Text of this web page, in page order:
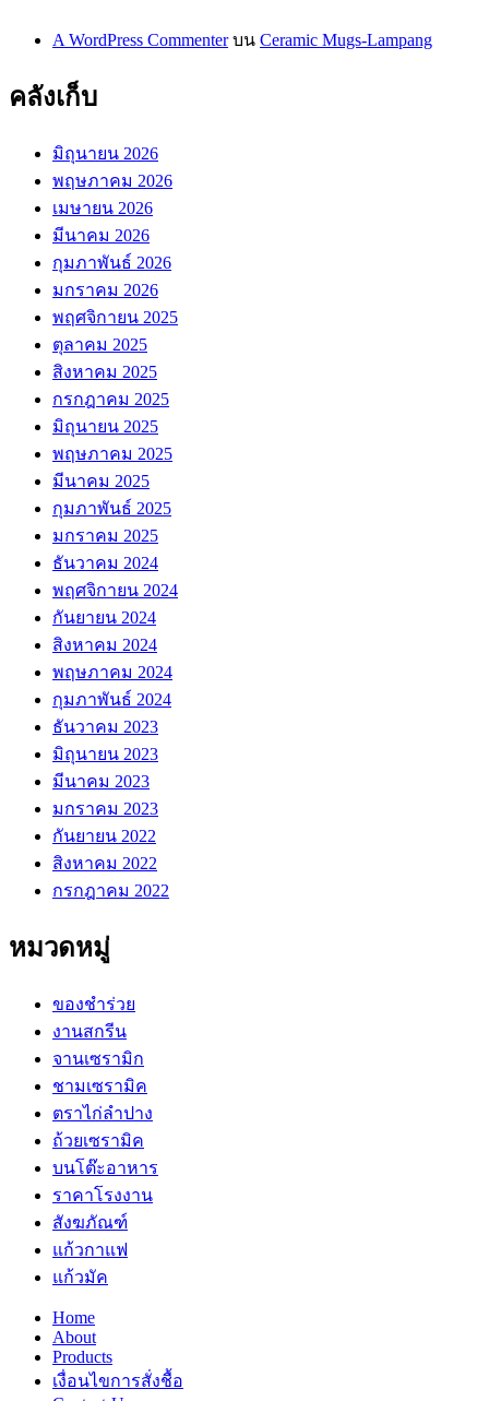
A WordPress Commenterบน Ceramic Mugs-Lampang
คลังเก็บ
มิถุนายน 2026
พฤษภาคม 2026
เมษายน 2026
มีนาคม 2026
กุมภาพันธ์ 2026
มกราคม 2026
พฤศจิกายน 2025
ตุลาคม 2025
สิงหาคม 2025
กรกฎาคม 2025
มิถุนายน 2025
พฤษภาคม 2025
มีนาคม 2025
กุมภาพันธ์ 2025
มกราคม 2025
ธันวาคม 2024
พฤศจิกายน 2024
กันยายน 2024
สิงหาคม 2024
พฤษภาคม 2024
กุมภาพันธ์ 2024
ธันวาคม 2023
มิถุนายน 2023
มีนาคม 2023
มกราคม 2023
กันยายน 2022
สิงหาคม 2022
กรกฎาคม 2022
หมวดหมู่
ของชำร่วย
งานสกรีน
จานเซรามิก
ชามเซรามิค
ตราไก่ลำปาง
ถ้วยเซรามิค
บนโต๊ะอาหาร
ราคาโรงงาน
สังฆภัณฑ์
แก้วกาแฟ
แก้วมัค
Home
About
Products
เงื่อนไขการสั่งชื้อ